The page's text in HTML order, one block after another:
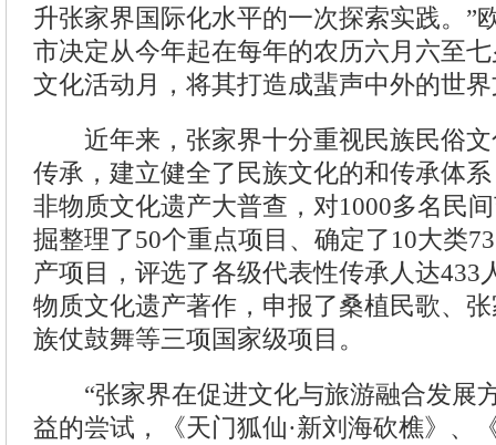
升张家界国际化水平的一次探索实践。”
市决定从今年起在每年的农历六月六至
文化活动月，将其打造成蜚声中外的世
近年来，张家界十分重视民族民俗文
传承，建立健全了民族文化的和传承体
非物质文化遗产大普查，对1000多名民
掘整理了50个重点项目、确定了10大类
产项目，评选了各级代表性传承人达433
物质文化遗产著作，申报了桑植民歌、
族仗鼓舞等三项国家级项目。
“张家界在促进文化与旅游融合发展
益的尝试，《天门狐仙·新刘海砍樵》、